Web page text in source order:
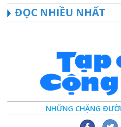
ĐỌC NHIỀU NHẤT
NHỮNG CHẶNG